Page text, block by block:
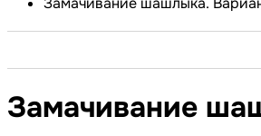
Замачивание